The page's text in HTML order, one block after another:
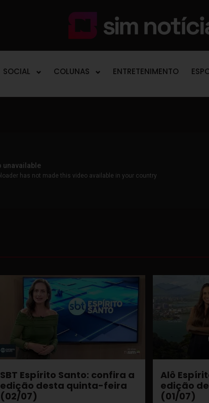
SOCIAL COLUNAS ENTRETENIMENTO
SBT Espírito Santo: confira a
edição desta quinta-feira
(02/07)
Alô
edição
(01/07)